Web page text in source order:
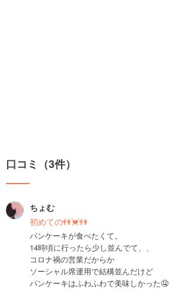
口コミ（3件）
ちょむ
初めての👫💓👫
パンケーキが食べたくて。
14時頃に行ったら少し並んでて、、
コロナ禍の営業だからか
ソーシャル席運用で結構並んだけど
パンケーキはふわふわで美味しかった🤤